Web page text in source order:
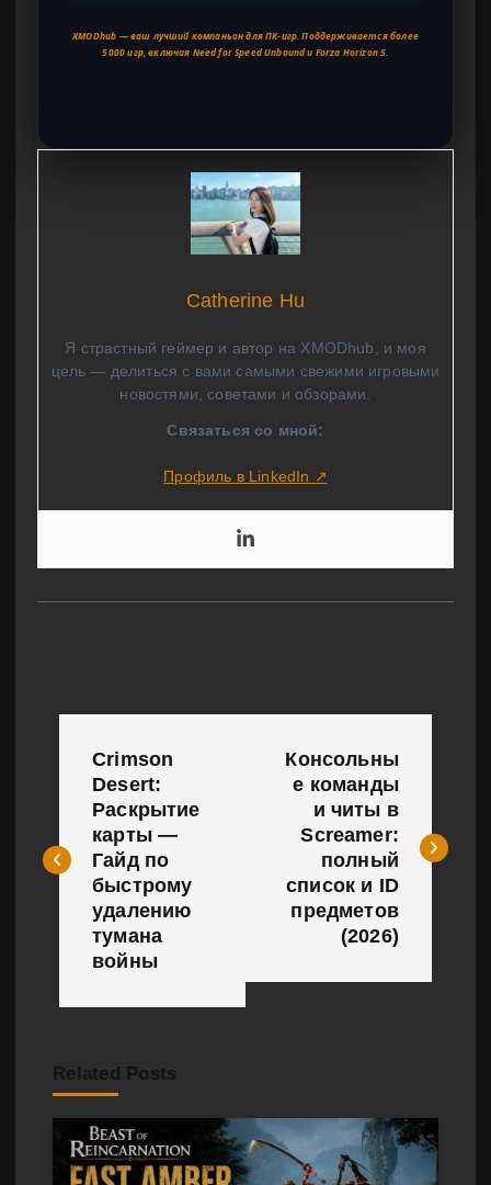
XMODhub — ваш лучший компаньон для ПК-игр. Поддерживается более
5000 игр, включая Need for Speed Unbound и Forza Horizon 5.
Catherine Hu
Я страстный геймер и автор на XMODhub, и моя
цель — делиться с вами самыми свежими игровыми
новостями, советами и обзорами.
Связаться со мной:
Профиль в LinkedIn ↗
и
я
п
Crimson
Desert:
Раскрытие
карты —
Гайд по
быстрому
удалению
тумана
войны
Консольны
е команды
и читы в
Screamer:
полный
список и ID
предметов
(2026)
Related Posts